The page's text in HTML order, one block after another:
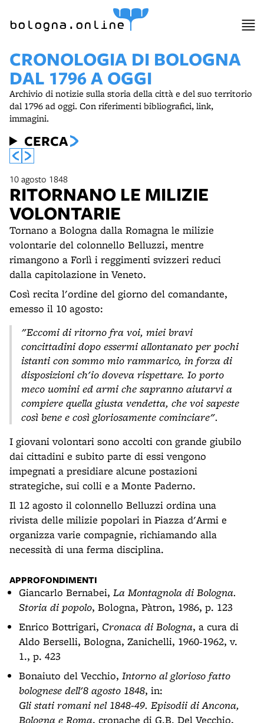
bologna.online
CRONOLOGIA DI BOLOGNA
DAL 1796 A OGGI
Archivio di notizie sulla storia della città e del suo territorio
dal 1796 ad oggi. Con riferimenti bibliografici, link,
immagini.
CERCA
10 agosto 1848
RITORNANO LE MILIZIE
VOLONTARIE
Tornano a Bologna dalla Romagna le milizie
volontarie del colonnello Belluzzi, mentre
rimangono a Forlì i reggimenti svizzeri reduci
dalla capitolazione in Veneto.
Così recita l'ordine del giorno del comandante,
emesso il 10 agosto:
"Eccomi di ritorno fra voi, miei bravi
concittadini dopo essermi allontanato per pochi
istanti con sommo mio rammarico, in forza di
disposizioni ch'io doveva rispettare. Io porto
meco uomini ed armi che sapranno aiutarvi a
compiere quella giusta vendetta, che voi sapeste
così bene e così gloriosamente cominciare".
I giovani volontari sono accolti con grande giubilo
dai cittadini e subito parte di essi vengono
impegnati a presidiare alcune postazioni
strategiche, sui colli e a Monte Paderno.
Il 12 agosto il colonnello Belluzzi ordina una
rivista delle milizie popolari in Piazza d'Armi e
organizza varie compagnie, richiamando alla
necessità di una ferma disciplina.
APPROFONDIMENTI
Giancarlo Bernabei, La Montagnola di Bologna.
Storia di popolo, Bologna, Pàtron, 1986, p. 123
Enrico Bottrigari, Cronaca di Bologna, a cura di
Aldo Berselli, Bologna, Zanichelli, 1960-1962, v.
1., p. 423
Bonaiuto del Vecchio, Intorno al glorioso fatto
bolognese dell'8 agosto 1848, in:
Gli stati romani nel 1848-49. Episodii di Ancona,
Bologna e Roma, cronache di G.B. Del Vecchio,